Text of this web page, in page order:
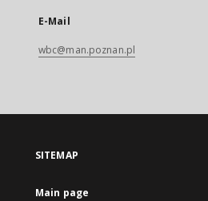
E-Mail
wbc@man.poznan.pl
SITEMAP
Main page